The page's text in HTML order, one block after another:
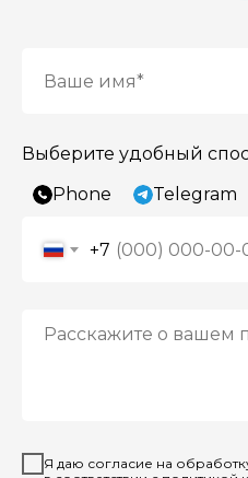
Выберите удобный
Phone
Telegram
+7
Я даю согласие на